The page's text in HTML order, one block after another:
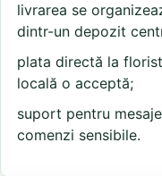
livrarea se
dintr-un depozit
plata directă la
locală o acceptă;
suport pentru
comenzi sensibile.